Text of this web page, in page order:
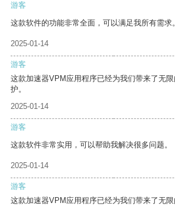
游客
这款软件的功能非常全面，可以满足我所有需求。
2025-01-14
游客
这款加速器VPM应用程序已经为我们带来了无
护。
2025-01-14
游客
这款软件非常实用，可以帮助我解决很多问题。
2025-01-14
游客
这款加速器VPM应用程序已经为我们带来了无